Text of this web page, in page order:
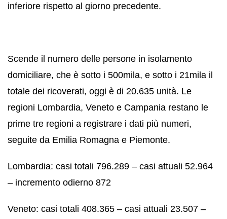
inferiore rispetto al giorno precedente.
Scende il numero delle persone in isolamento
domiciliare, che è sotto i 500mila, e sotto i 21mila il
totale dei ricoverati, oggi è di 20.635 unità. Le
regioni Lombardia, Veneto e Campania restano le
prime tre regioni a registrare i dati più numeri,
seguite da Emilia Romagna e Piemonte.
Lombardia: casi totali 796.289 – casi attuali 52.964
– incremento odierno 872
Veneto: casi totali 408.365 – casi attuali 23.507 –